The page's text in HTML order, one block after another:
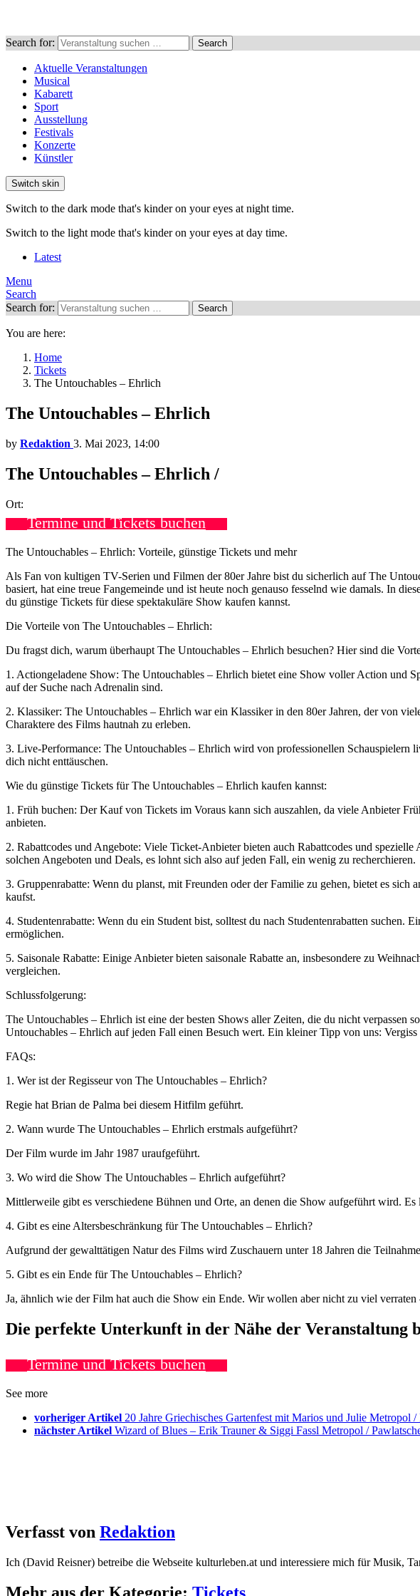
Search for: Search
Aktuelle Veranstaltungen
Musical
Kabarett
Sport
Ausstellung
Festivals
Konzerte
Künstler
Switch skin
Switch to the dark mode that's kinder on your eyes at night time.
Switch to the light mode that's kinder on your eyes at day time.
Latest
Menu
Search
Search for:
Search
You are here:
Home
Tickets
The Untouchables – Ehrlich
The Untouchables – Ehrlich
by Redaktion 3. Mai 2023, 14:00
The Untouchables – Ehrlich /
Ort:
Termine und Tickets buchen
The Untouchables – Ehrlich: Vorteile, günstige Tickets und mehr
Als Fan von kultigen TV-Serien und Filmen der 80er Jahre bist du sicherlich auf The
basiert, hat eine treue Fangemeinde und ist heute noch genauso fesselnd wie damals. In
du günstige Tickets für diese spektakuläre Show kaufen kannst.
Die Vorteile von The Untouchables – Ehrlich:
Du fragst dich, warum überhaupt The Untouchables – Ehrlich besuchen? Hier sind die
1. Actiongeladene Show: The Untouchables – Ehrlich bietet eine Show voller Action und
auf der Suche nach Adrenalin sind.
2. Klassiker: The Untouchables – Ehrlich war ein Klassiker in den 80er Jahren, der von
Charaktere des Films hautnah zu erleben.
3. Live-Performance: The Untouchables – Ehrlich wird von professionellen Schauspielern
dich nicht enttäuschen.
Wie du günstige Tickets für The Untouchables – Ehrlich kaufen kannst:
1. Früh buchen: Der Kauf von Tickets im Voraus kann sich auszahlen, da viele Anbieter
anbieten.
2. Rabattcodes und Angebote: Viele Ticket-Anbieter bieten auch Rabattcodes und
solchen Angeboten und Deals, es lohnt sich also auf jeden Fall, ein wenig zu recherchieren.
3. Gruppenrabatte: Wenn du planst, mit Freunden oder der Familie zu gehen, bietet es
kaufst.
4. Studentenrabatte: Wenn du ein Student bist, solltest du nach Studentenrabatten
ermöglichen.
5. Saisonale Rabatte: Einige Anbieter bieten saisonale Rabatte an, insbesondere zu
vergleichen.
Schlussfolgerung:
The Untouchables – Ehrlich ist eine der besten Shows aller Zeiten, die du nicht verpassen
Untouchables – Ehrlich auf jeden Fall einen Besuch wert. Ein kleiner Tipp von uns:
FAQs:
1. Wer ist der Regisseur von The Untouchables – Ehrlich?
Regie hat Brian de Palma bei diesem Hitfilm geführt.
2. Wann wurde The Untouchables – Ehrlich erstmals aufgeführt?
Der Film wurde im Jahr 1987 uraufgeführt.
3. Wo wird die Show The Untouchables – Ehrlich aufgeführt?
Mittlerweile gibt es verschiedene Bühnen und Orte, an denen die Show aufgeführt wird.
4. Gibt es eine Altersbeschränkung für The Untouchables – Ehrlich?
Aufgrund der gewalttätigen Natur des Films wird Zuschauern unter 18 Jahren die
5. Gibt es ein Ende für The Untouchables – Ehrlich?
Ja, ähnlich wie der Film hat auch die Show ein Ende. Wir wollen aber nicht zu viel
Die perfekte Unterkunft in der Nähe der Veranstaltung
Termine und Tickets buchen
See more
vorheriger Artikel 20 Jahre Griechisches Gartenfest mit Marios und Julie Metropol
nächster Artikel Wizard of Blues – Erik Trauner & Siggi Fassl Metropol /
Verfasst von Redaktion
Ich (David Reisner) betreibe die Webseite kulturleben.at und interessiere mich für Musik,